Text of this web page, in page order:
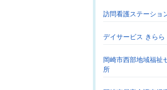
訪問看護ステーショ
デイサービス きらら
岡崎市西部地域福祉
所